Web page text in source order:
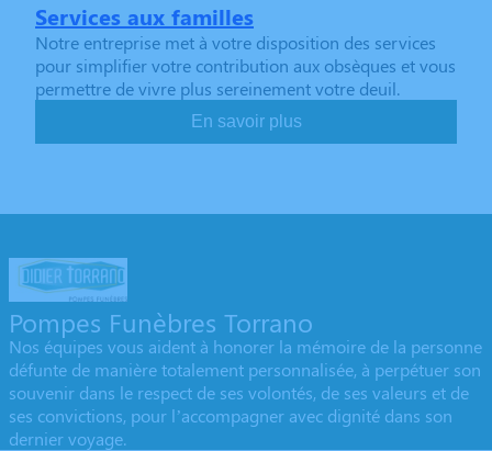
Services aux familles
Notre entreprise met à votre disposition des services
pour simplifier votre contribution aux obsèques et vous
permettre de vivre plus sereinement votre deuil.
En savoir plus
Pompes Funèbres Torrano
Nos équipes vous aident à honorer la mémoire de la personne
défunte de manière totalement personnalisée, à perpétuer son
souvenir dans le respect de ses volontés, de ses valeurs et de
ses convictions, pour l’accompagner avec dignité dans son
dernier voyage.